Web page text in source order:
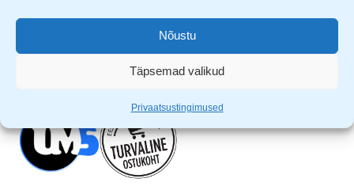
Nõustu
Täpsemad valikud
Privaatsustingimused